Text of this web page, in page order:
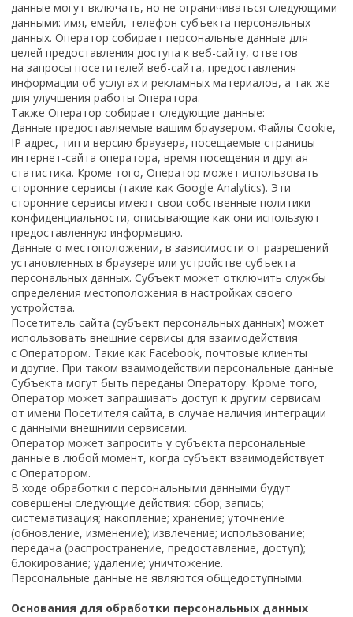
данные могут включать, но не ограничиваться следующими
данными: имя, емейл, телефон субъекта персональных
данных. Оператор собирает персональные данные для
целей предоставления доступа к веб-сайту, ответов
на запросы посетителей веб-сайта, предоставления
информации об услугах и рекламных материалов, а так же
для улучшения работы Оператора.
Также Оператор собирает следующие данные:
Данные предоставляемые вашим браузером. Файлы Cookie,
IP адрес, тип и версию браузера, посещаемые страницы
интернет-сайта оператора, время посещения и другая
статистика. Кроме того, Оператор может использовать
сторонние сервисы (такие как Google Analytics). Эти
сторонние сервисы имеют свои собственные политики
конфиденциальности, описывающие как они используют
предоставленную информацию.
Данные о местоположении, в зависимости от разрешений
установленных в браузере или устройстве субъекта
персональных данных. Субъект может отключить службы
определения местоположения в настройках своего
устройства.
Посетитель сайта (субъект персональных данных) может
использовать внешние сервисы для взаимодействия
с Оператором. Такие как Facebook, почтовые клиенты
и другие. При таком взаимодействии персональные данные
Субъекта могут быть переданы Оператору. Кроме того,
Оператор может запрашивать доступ к другим сервисам
от имени Посетителя сайта, в случае наличия интеграции
с данными внешними сервисами.
Оператор может запросить у субъекта персональные
данные в любой момент, когда субъект взаимодействует
с Оператором.
В ходе обработки с персональными данными будут
совершены следующие действия: сбор; запись;
систематизация; накопление; хранение; уточнение
(обновление, изменение); извлечение; использование;
передача (распространение, предоставление, доступ);
блокирование; удаление; уничтожение.
Персональные данные не являются общедоступными.
Основания для обработки персональных данных